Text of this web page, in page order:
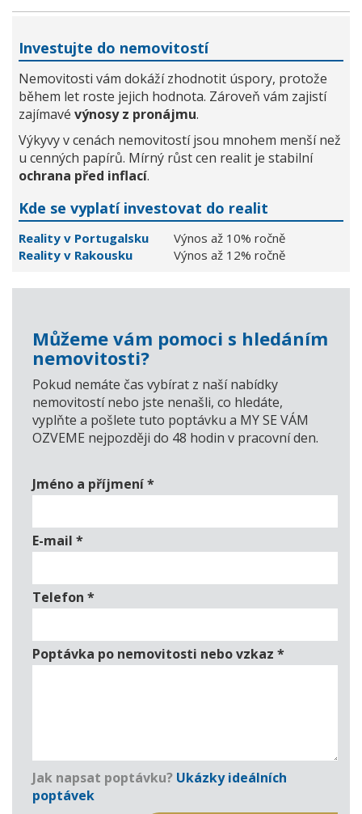
Investujte do nemovitostí
Nemovitosti vám dokáží zhodnotit úspory, protože
během let roste jejich hodnota. Zároveň vám zajistí
zajímavé výnosy z pronájmu.
Výkyvy v cenách nemovitostí jsou mnohem menší než
u cenných papírů. Mírný růst cen realit je stabilní
ochrana před inflací.
Kde se vyplatí investovat do realit
Reality v Portugalsku
Výnos až 10% ročně
Reality v Rakousku
Výnos až 12% ročně
Můžeme vám pomoci s hledáním
nemovitosti?
Pokud nemáte čas vybírat z naší nabídky
nemovitostí nebo jste nenašli, co hledáte,
vyplňte a pošlete tuto poptávku a MY SE VÁM
OZVEME nejpozději do 48 hodin v pracovní den.
Jméno a příjmení*
E-mail *
Telefon *
Poptávka po nemovitosti nebo vzkaz *
Jak napsat poptávku? Ukázky ideálních
poptávek